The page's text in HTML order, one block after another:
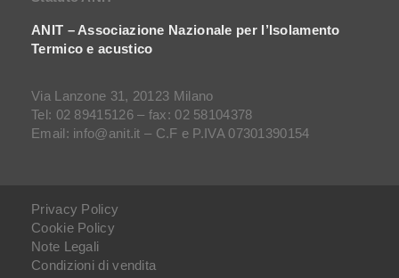
ANIT – Associazione Nazionale per l’Isolamento
Termico e acustico
Via Lanzone 31, 20123 Milano
Tel: 02 89415126 – fax: 02 58104378
Email: info@anit.it – C.F e P.IVA 07301390154
Privacy Policy
Cookie Policy
Note Legali
Condizioni di vendita